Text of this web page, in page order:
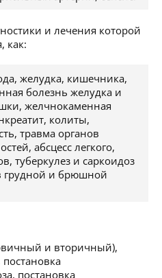
и лечения которой
как:
желудка, кишечника,
болезнь желудка и
желчнокаменная
колиты,
травма органов
абсцесс легкого,
туберкулез и саркоидоз
грудной и брюшной
и вторичный),
постановка